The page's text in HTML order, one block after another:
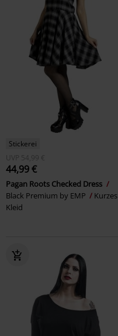
Stickerei
UVP
54,99 €
44,99 €
Pagan Roots Checked Dress
Black Premium by EMP
Kurzes
Kleid